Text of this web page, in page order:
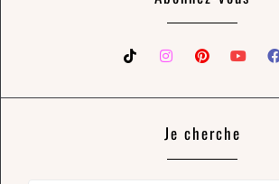
Je cherche